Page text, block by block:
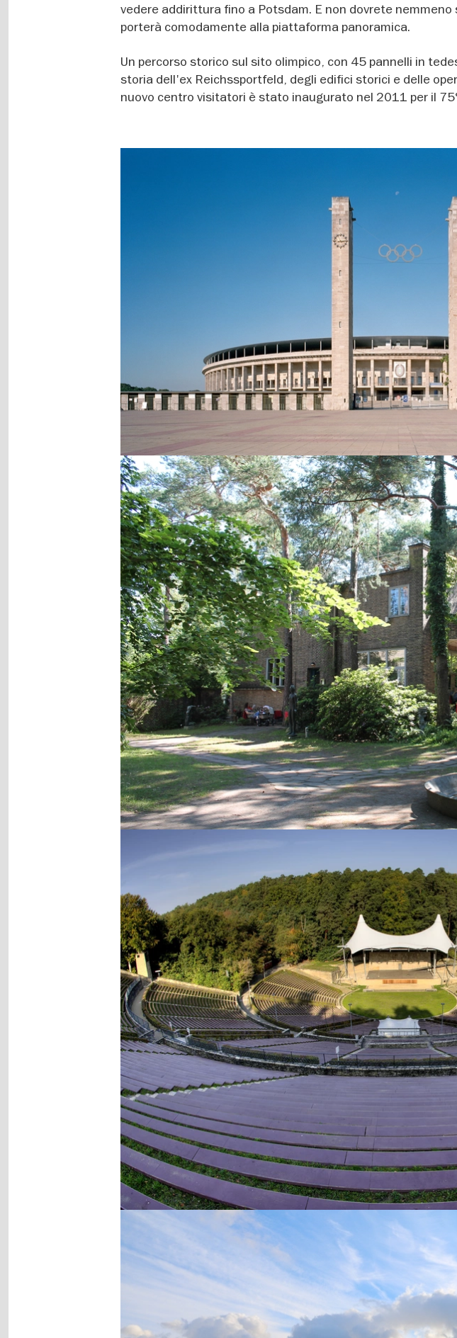
vedere addirittura fino a Potsdam. E non dovrete
porterà comodamente alla piattaforma panoramica.
Un percorso storico sul sito olimpico, con 45 pannelli in
storia dell'ex Reichssportfeld, degli edifici storici e delle
nuovo centro visitatori è stato inaugurato nel 2011 per il